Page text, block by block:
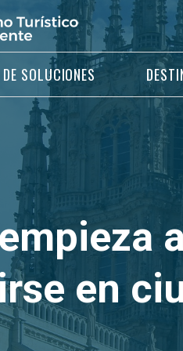
SOLUCIONES
en